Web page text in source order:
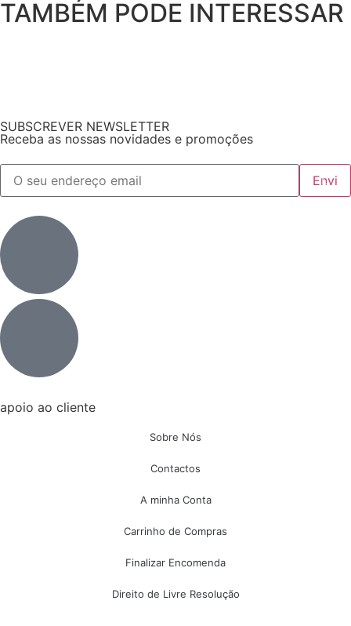
TAMBÉM PODE INTERESSAR
SUBSCREVER NEWSLETTER
Receba as nossas novidades e promoções
apoio ao cliente
Sobre Nós
Contactos
A minha Conta
Carrinho de Compras
Finalizar Encomenda
Direito de Livre Resolução